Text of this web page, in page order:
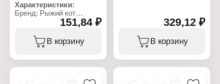
Характеристики:
Бренд: Рыжий кот
Артикул: ИН-6758
Тип товара: Настольная
Вид: Домино
Количество игроков: 2-4
151,84 ₽
В корзину
329,12 ₽
В корзину